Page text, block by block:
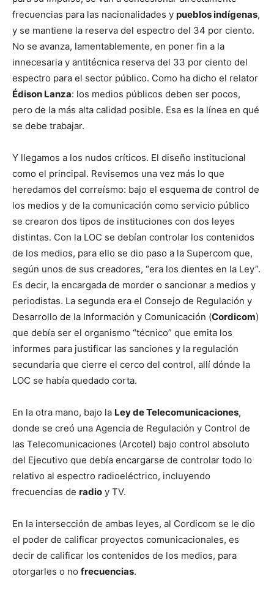
frecuencias para las nacionalidades y pueblos indígenas,
y se mantiene la reserva del espectro del 34 por ciento.
No se avanza, lamentablemente, en poner fin a la
innecesaria y antitécnica reserva del 33 por ciento del
espectro para el sector público. Como ha dicho el relator
Édison Lanza: los medios públicos deben ser pocos,
pero de la más alta calidad posible. Esa es la línea en qué
se debe trabajar.
Y llegamos a los nudos críticos. El diseño institucional
como el principal. Revisemos una vez más lo que
heredamos del correísmo: bajo el esquema de control de
los medios y de la comunicación como servicio público
se crearon dos tipos de instituciones con dos leyes
distintas. Con la LOC se debían controlar los contenidos
de los medios, para ello se dio paso a la Supercom que,
según unos de sus creadores, “era los dientes en la Ley”.
Es decir, la encargada de morder o sancionar a medios y
periodistas. La segunda era el Consejo de Regulación y
Desarrollo de la Información y Comunicación (Cordicom)
que debía ser el organismo “técnico” que emita los
informes para justificar las sanciones y la regulación
secundaria que cierre el cerco del control, allí dónde la
LOC se había quedado corta.
En la otra mano, bajo la Ley de Telecomunicaciones,
donde se creó una Agencia de Regulación y Control de
las Telecomunicaciones (Arcotel) bajo control absoluto
del Ejecutivo que debía encargarse de controlar todo lo
relativo al espectro radioeléctrico, incluyendo
frecuencias de radio y TV.
En la intersección de ambas leyes, al Cordicom se le dio
el poder de calificar proyectos comunicacionales, es
decir de calificar los contenidos de los medios, para
otorgarles o no frecuencias.